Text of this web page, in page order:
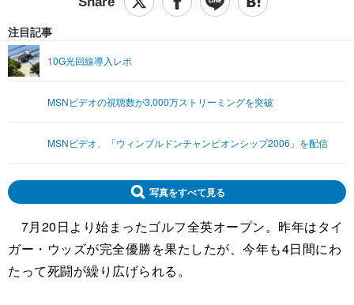
その他
映画・ドラマ
グラビア ブログ
ショッピング その他
ライフTOP
リリース一覧
注目記事
10G光回線導入レポ
MSNビデオの視聴数が3,000万ストリーミングを突破
MSNビデオ、「ウィンブルドンチャンピオンシップ2006」を配信
写真をすべて見る
7月20日より始まったゴルフ全英オープン。昨年はタイ
ガー・ウッズが完全優勝を果たしたが、今年も4日間にわ
たって死闘が繰り広げられる。